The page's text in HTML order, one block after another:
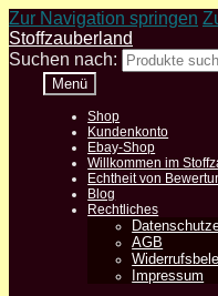
Zur Navigation springen
Stoffzauberland
Suchen nach:
Menü
Shop
Kundenkonto
Ebay-Shop
Willkommen im
Echtheit von
Blog
Rechtliches
AGB
Impressum